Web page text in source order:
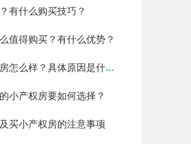
有什么购买技巧？
值得购买？有什么优势？
么样？具体原因是什么？
小产权房要如何选择？
买小产权房的注意事项